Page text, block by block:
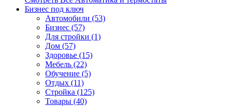
Бизнес под ключ
Автомобили (53)
Бизнес (57)
Для стройки (1)
Дом (57)
Здоровье (15)
Мебель (22)
Обучение (5)
Отдых (11)
Стройка (125)
Товары (40)